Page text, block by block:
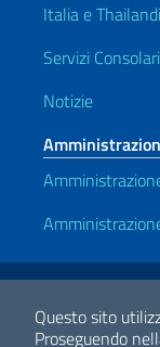
Questo sito
Proseguendo
Italia e
Servizi
Notizie
Link Utili